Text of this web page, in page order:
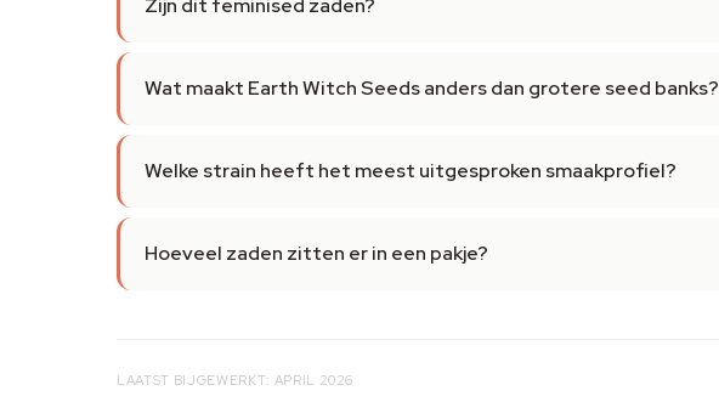
Zijn dit feminised zaden?
Wat maakt Earth Witch Seeds anders dan grotere seed banks?
Welke strain heeft het meest uitgesproken smaakprofiel?
Hoeveel zaden zitten er in een pakje?
LAATST BIJGEWERKT: APRIL 2026